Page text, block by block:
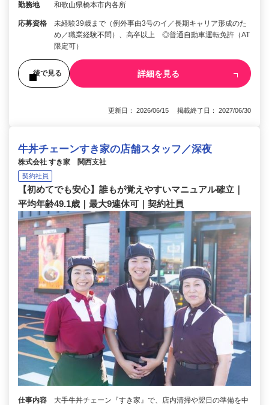
勤務地 和歌山県橋本市内各所
応募資格
未経験39歳まで（例外事由3号のイ／長期キャリア形成のた
め／職業経験不問）、高卒以上 ◎普通自動車運転免許（AT
限定可）
後で見る 詳細を見る
更新日： 2026/06/15 掲載終了日： 2027/06/30
牛丼チェーンすき家の店舗スタッフ／深夜
株式会社 すき家 関西支社
契約社員
【初めてでも安心】誰もが覚えやすいマニュアル確立｜
平均年齢49.1歳｜最大9連休可｜契約社員
仕事内容
大手牛丼チェーン『すき家』で、店内清掃や翌日の準備を中